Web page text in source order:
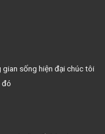
sống hiện đại chúc tôi
đó